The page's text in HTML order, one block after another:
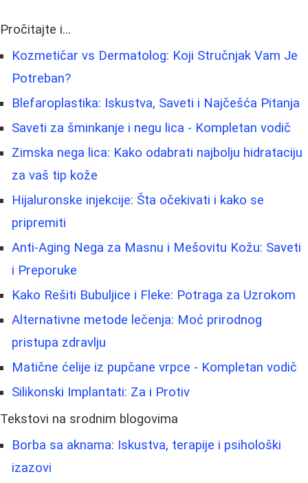
Pročitajte i...
Kozmetičar vs Dermatolog: Koji Stručnjak Vam Je
Potreban?
Blefaroplastika: Iskustva, Saveti i Najčešća Pitanja
Saveti za šminkanje i negu lica - Kompletan vodič
Zimska nega lica: Kako odabrati najbolju hidrataciju
za vaš tip kože
Hijaluronske injekcije: Šta očekivati i kako se
pripremiti
Anti-Aging Nega za Masnu i Mešovitu Kožu: Saveti
i Preporuke
Kako Rešiti Bubuljice i Fleke: Potraga za Uzrokom
Alternativne metode lečenja: Moć prirodnog
pristupa zdravlju
Matične ćelije iz pupčane vrpce - Kompletan vodič
Silikonski Implantati: Za i Protiv
Tekstovi na srodnim blogovima
Borba sa aknama: Iskustva, terapije i psihološki
izazovi